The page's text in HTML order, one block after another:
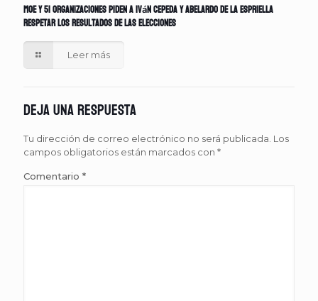
MOE y 51 organizaciones piden a Iván Cepeda y Abelardo de la Espriella
respetar los resultados de las elecciones
Leer más
Deja una respuesta
Tu dirección de correo electrónico no será publicada. Los
campos obligatorios están marcados con *
Comentario *